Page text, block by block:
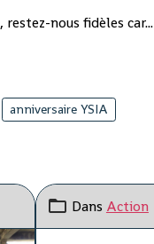
nous fidèles car...
anniversaire YSIA
Dans Action